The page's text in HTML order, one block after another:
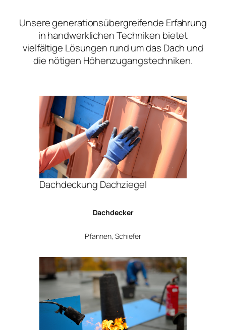
Unsere generationsübergreifende Erfahrung
in handwerklichen Techniken bietet
vielfältige Lösungen rund um das Dach und
die nötigen Höhenzugangstechniken.
Dachdeckung Dachziegel
Dachdecker
Pfannen, Schiefer